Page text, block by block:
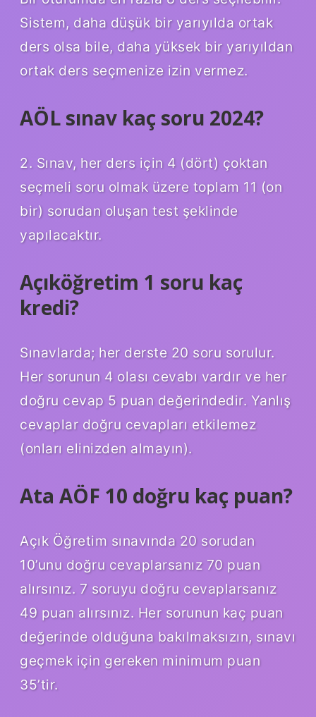
Sistem, daha düşük bir yarıyılda ortak
ders olsa bile, daha yüksek bir yarıyıldan
ortak ders seçmenize izin vermez.
AÖL sınav kaç soru 2024?
2. Sınav, her ders için 4 (dört) çoktan
seçmeli soru olmak üzere toplam 11 (on
bir) sorudan oluşan test şeklinde
yapılacaktır.
Açıköğretim 1 soru kaç
kredi?
Sınavlarda; her derste 20 soru sorulur.
Her sorunun 4 olası cevabı vardır ve her
doğru cevap 5 puan değerindedir. Yanlış
cevaplar doğru cevapları etkilemez
(onları elinizden almayın).
Ata AÖF 10 doğru kaç puan?
Açık Öğretim sınavında 20 sorudan
10’unu doğru cevaplarsanız 70 puan
alırsınız. 7 soruyu doğru cevaplarsanız
49 puan alırsınız. Her sorunun kaç puan
değerinde olduğuna bakılmaksızın, sınavı
geçmek için gereken minimum puan
35’tir.